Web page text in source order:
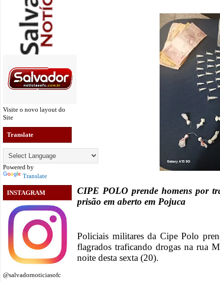
Visite o novo layout do
Site
Translate
Powered by
Translate
INSTAGRAM
@salvadornoticiasofc
CIPE POLO prende homens por
prisão em aberto em Pojuca
Policiais militares da Cipe Polo
flagrados traficando drogas na rua
noite desta sexta (20).